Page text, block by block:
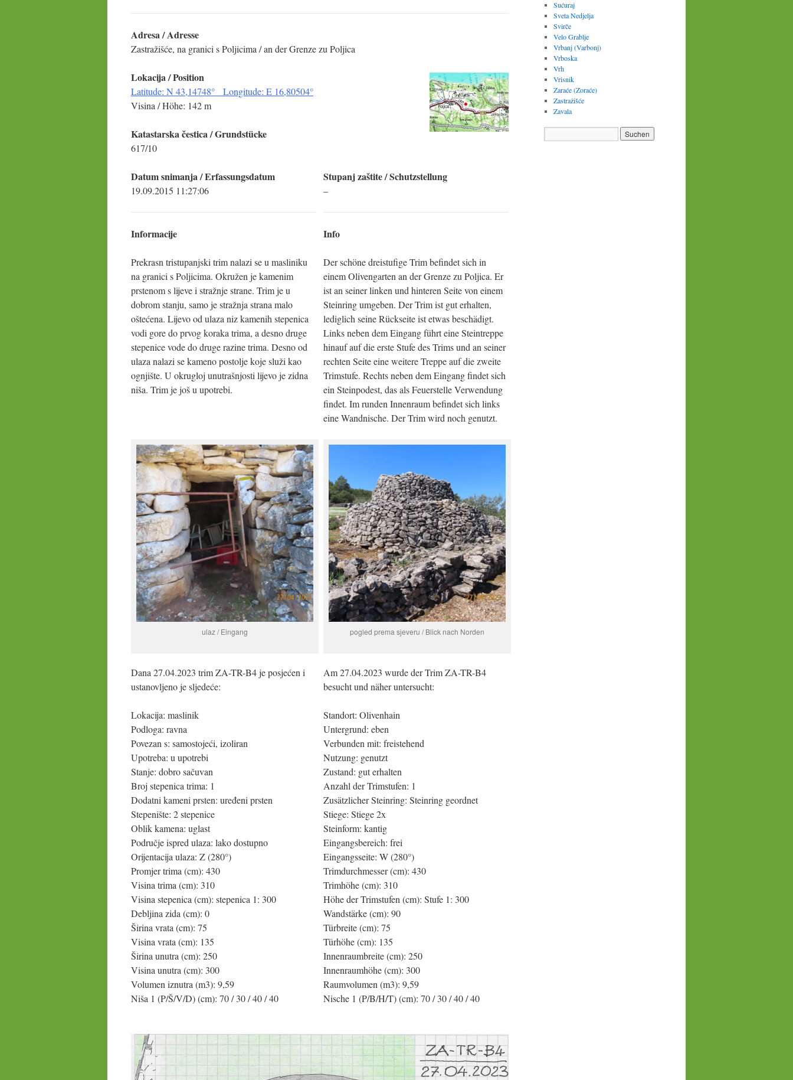
Adresa / Adresse
Zastražišće, na granici s Poljicima / an der Grenze zu Poljica
Lokacija / Position
Latitude: N 43,14748° Longitude: E 16,80504°
Visina / Höhe: 142 m
Katastarska čestica / Grundstücke
617/10
Datum snimanja / Erfassungsdatum
19.09.2015 11:27:06
Informacije
Prekrasn tristupanjski trim nalazi se u masliniku
na granici s Poljicima. Okružen je kamenim
prstenom s lijeve i stražnje strane. Trim je u
dobrom stanju, samo je stražnja strana malo
oštećena. Lijevo od ulaza niz kamenih stepenica
vodi gore do prvog koraka trima, a desno druge
stepenice vode do druge razine trima. Desno od
ulaza nalazi se kameno postolje koje služi kao
ognjište. U okrugloj unutrašnjosti lijevo je zidna
niša. Trim je još u upotrebi.
Stupanj zaštite / Schutzstellung
–
Info
Der schöne dreistufige Trim befindet sich in
einem Olivengarten an der Grenze zu Poljica. Er
ist an seiner linken und hinteren Seite von einem
Steinring umgeben. Der Trim ist gut erhalten,
lediglich seine Rückseite ist etwas beschädigt.
Links neben dem Eingang führt eine Steintreppe
hinauf auf die erste Stufe des Trims und an seiner
rechten Seite eine weitere Treppe auf die zweite
Trimstufe. Rechts neben dem Eingang findet sich
ein Steinpodest, das als Feuerstelle Verwendung
findet. Im runden Innenraum befindet sich links
eine Wandnische. Der Trim wird noch genutzt.
ulaz / Eingang
Dana 27.04.2023 trim ZA-TR-B4 je posjećen i
ustanovljeno je sljedeće:
Lokacija: maslinik
Podloga: ravna
Povezan s: samostojeći, izoliran
Upotreba: u upotrebi
Stanje: dobro sačuvan
Broj stepenica trima: 1
Dodatni kameni prsten: uređeni prsten
Stepenište: 2 stepenice
Oblik kamena: uglast
Područje ispred ulaza: lako dostupno
Orijentacija ulaza: Z (280°)
Promjer trima (cm): 430
Visina trima (cm): 310
Visina stepenica (cm): stepenica 1: 300
Debljina zida (cm): 0
Širina vrata (cm): 75
Visina vrata (cm): 135
Širina unutra (cm): 250
Visina unutra (cm): 300
Volumen iznutra (m3): 9,59
Niša 1 (P/Š/V/D) (cm): 70 / 30 / 40 / 40
pogled prema sjeveru / Blick nach Norden
Am 27.04.2023 wurde der Trim ZA-TR-B4
besucht und näher untersucht:
Standort: Olivenhain
Untergrund: eben
Verbunden mit: freistehend
Nutzung: genutzt
Zustand: gut erhalten
Anzahl der Trimstufen: 1
Zusätzlicher Steinring: Steinring geordnet
Stiege: Stiege 2x
Steinform: kantig
Eingangsbereich: frei
Eingangsseite: W (280°)
Trimdurchmesser (cm): 430
Trimhöhe (cm): 310
Höhe der Trimstufen (cm): Stufe 1: 300
Wandstärke (cm): 90
Türbreite (cm): 75
Türhöhe (cm): 135
Innenraumbreite (cm): 250
Innenraumhöhe (cm): 300
Raumvolumen (m3): 9,59
Nische 1 (P/B/H/T) (cm): 70 / 30 / 40 / 40
Sućuraj
Sveta Nedjelja
Svirče
Velo Grablje
Vrbanj (Varbonj)
Vrboska
Vrh
Vrisnik
Zaraće (Zoraće)
Zastražišće
Zavala